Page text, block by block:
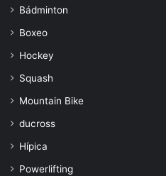
Bádminton
Boxeo
Hockey
Squash
Mountain Bike
ducross
Hípica
Powerlifting